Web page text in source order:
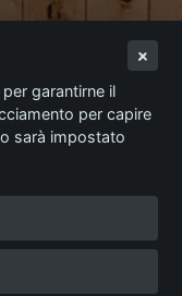
garantirne il
per capire
sarà impostato